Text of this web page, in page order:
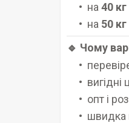
на 40 кг
на 50 кг
🔹 Чому
вигідні
опт і
швидка